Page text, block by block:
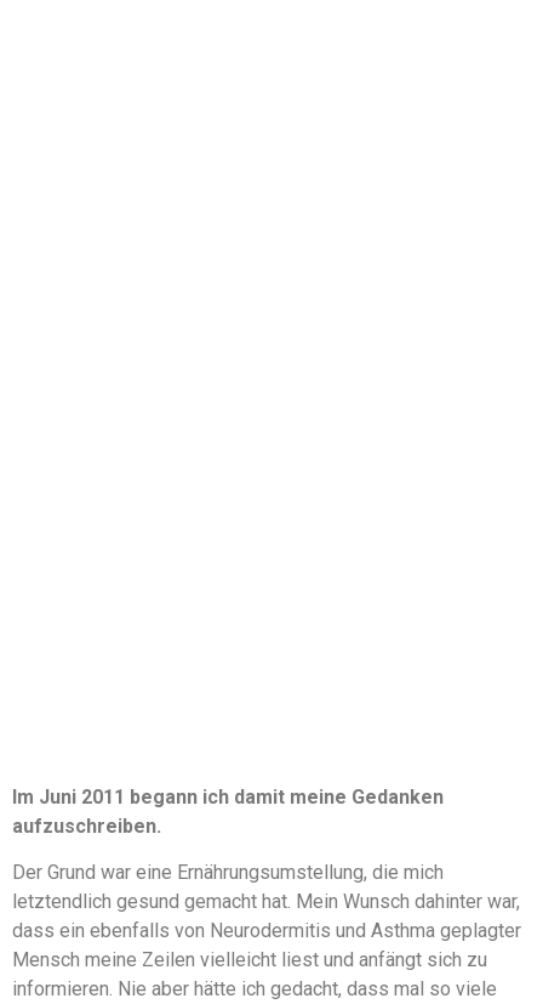
Im Juni 2011 begann ich damit meine Gedanken
aufzuschreiben.
Der Grund war eine Ernährungsumstellung, die mich
letztendlich gesund gemacht hat. Mein Wunsch dahinter war,
dass ein ebenfalls von Neurodermitis und Asthma geplagter
Mensch meine Zeilen vielleicht liest und anfängt sich zu
informieren. Nie aber hätte ich gedacht, dass mal so viele